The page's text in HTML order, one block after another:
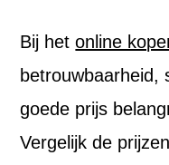
Bij hetonline
betrouwbaarheid,
goede prijs
Vergelijk de